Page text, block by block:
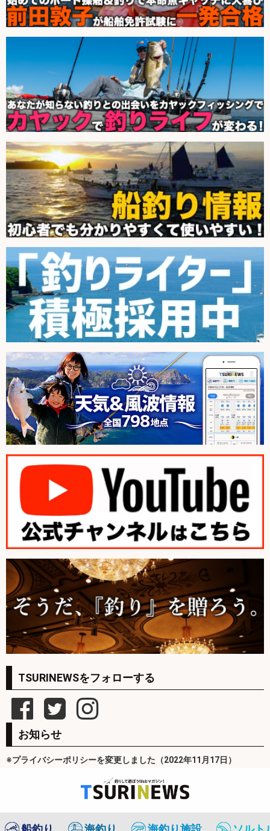
TSURINEWSをフォローする
お知らせ
※プライバシーポリシーを変更しました（2022年11月17日）